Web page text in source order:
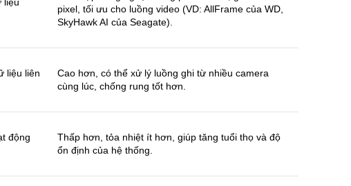
pixel, tối ưu cho luồng video (VD: AllFrame của WD,
SkyHawk AI của Seagate).
liệu liên
Cao hơn, có thể xử lý luồng ghi từ nhiều camera
cùng lúc, chống rung tốt hơn.
động
Thấp hơn, tỏa nhiệt ít hơn, giúp tăng tuổi thọ và độ
ổn định của hệ thống.